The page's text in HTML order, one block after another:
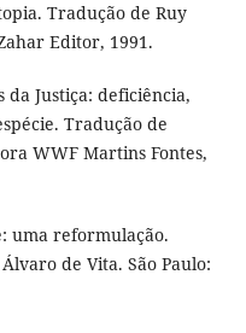
Tradução de Ruy
Editor, 1991.
da Justiça: deficiência,
Tradução de
WWF Martins Fontes,
uma reformulação.
de Vita. São Paulo: